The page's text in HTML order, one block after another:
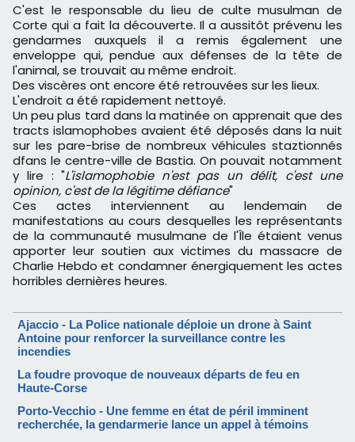
C'est le responsable du lieu de culte musulman de
Corte qui a fait la découverte. Il a aussitôt prévenu les
gendarmes auxquels il a remis également une
enveloppe qui, pendue aux défenses de la tête de
l'animal, se trouvait au même endroit.
Des viscères ont encore été retrouvées sur les lieux.
L'endroit a été rapidement nettoyé.
Un peu plus tard dans la matinée on apprenait que des
tracts islamophobes avaient été déposés dans la nuit
sur les pare-brise de nombreux véhicules staztionnés
dfans le centre-ville de Bastia. On pouvait notamment
y lire : "L'islamophobie n'est pas un délit, c'est une
opinion, c'est de la légitime défiance"
Ces actes interviennent au lendemain de
manifestations au cours desquelles les représentants
de la communauté musulmane de l'Île étaient venus
apporter leur soutien aux victimes du massacre de
Charlie Hebdo et condamner énergiquement les actes
horribles dernières heures.
Ajaccio - La Police nationale déploie un drone à Saint
Antoine pour renforcer la surveillance contre les
incendies
La foudre provoque de nouveaux départs de feu en
Haute-Corse
Porto-Vecchio - Une femme en état de péril imminent
recherchée, la gendarmerie lance un appel à témoins